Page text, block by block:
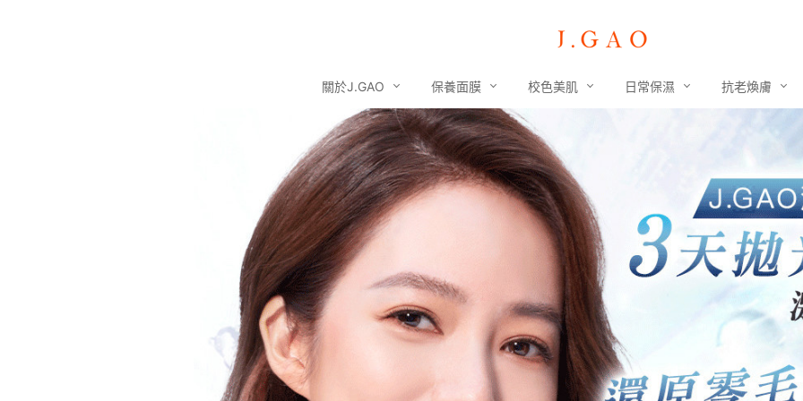
關於J.GAO 保養面膜 校色美肌 日常保濕 抗老煥膚